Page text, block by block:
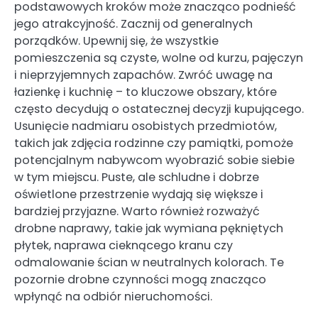
podstawowych kroków może znacząco podnieść
jego atrakcyjność. Zacznij od generalnych
porządków. Upewnij się, że wszystkie
pomieszczenia są czyste, wolne od kurzu, pajęczyn
i nieprzyjemnych zapachów. Zwróć uwagę na
łazienkę i kuchnię – to kluczowe obszary, które
często decydują o ostatecznej decyzji kupującego.
Usunięcie nadmiaru osobistych przedmiotów,
takich jak zdjęcia rodzinne czy pamiątki, pomoże
potencjalnym nabywcom wyobrazić sobie siebie
w tym miejscu. Puste, ale schludne i dobrze
oświetlone przestrzenie wydają się większe i
bardziej przyjazne. Warto również rozważyć
drobne naprawy, takie jak wymiana pękniętych
płytek, naprawa cieknącego kranu czy
odmalowanie ścian w neutralnych kolorach. Te
pozornie drobne czynności mogą znacząco
wpłynąć na odbiór nieruchomości.